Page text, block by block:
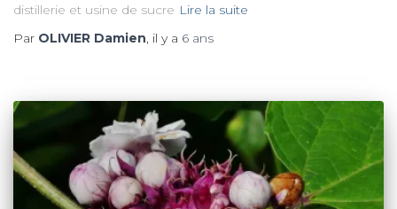
distillerie et usine de sucre Lire la suite
Par OLIVIER Damien, il y a 6 ans